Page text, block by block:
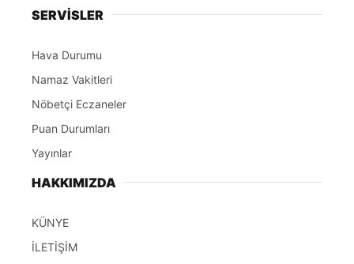
SERVİSLER
Hava Durumu
Namaz Vakitleri
Nöbetçi Eczaneler
Puan Durumları
Yayınlar
HAKKIMIZDA
KÜNYE
İLETİŞİM